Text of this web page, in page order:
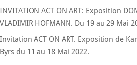
INVITATION ACT ON ART: Exposition
VLADIMIR HOFMANN. Du 19 au 29 Mai
Invitation ACT ON ART. Exposition de
Byrs du 11 au 18 Mai 2022.